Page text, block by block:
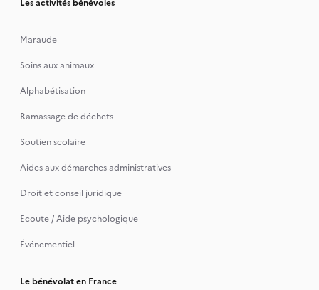
Les activités bénévoles
Maraude
Soins aux animaux
Alphabétisation
Ramassage de déchets
Soutien scolaire
Aides aux démarches administratives
Droit et conseil juridique
Ecoute / Aide psychologique
Événementiel
Le bénévolat en France